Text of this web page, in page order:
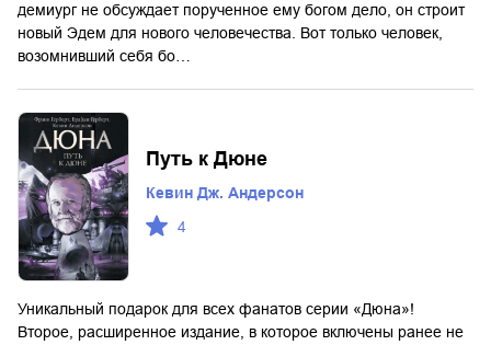
демиург не обсуждает порученное ему богом дело, он строит
новый Эдем для нового человечества. Вот только человек,
возомнивший себя бо…
Путь к Дюне
Кевин Дж. Андерсон
4
Уникальный подарок для всех фанатов серии «Дюна»!
Второе, расширенное издание, в которое включены ранее не